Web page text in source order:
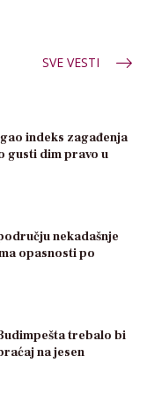
SVE VESTI
indeks zagađenja
gusti dim pravo u
nekadašnje
opasnosti po
trebalo bi
na jesen